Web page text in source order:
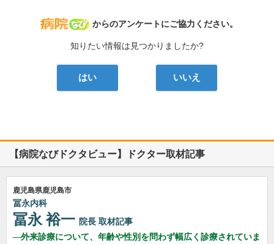
病院なび
からのアンケートにご協力ください。
知りたい情報は見つかりましたか?
はい いいえ
【病院なびドクタビュー】ドクター取材記事
鹿児島県鹿児島市
冨永内科
冨永 裕一 院長 取材記事
外来診療について、年齢や性別を問わず幅広く診療されていま